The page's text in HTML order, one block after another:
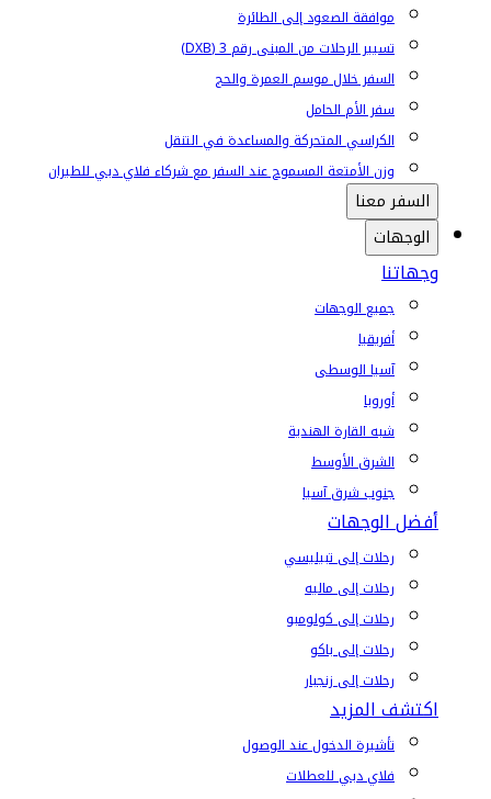
موافقة الصعود إلى الطائرة
تسيير الرحلات من المبنى رقم 3 (DXB)
السفر خلال موسم العمرة والحج
سفر الأم الحامل
الكراسي المتحركة والمساعدة في التنقل
وزن الأمتعة المسموح عند السفر مع شركاء فلاي دبي للطيران
السفر معنا
الوجهات
وجهاتنا
جميع الوجهات
أفريقيا
آسيا الوسطى
أوروبا
شبه القارة الهندية
الشرق الأوسط
جنوب شرق آسيا
أفضل الوجهات
رحلات إلى تبيليسي
رحلات إلى ماليه
رحلات إلى كولومبو
رحلات إلى باكو
رحلات إلى زنجبار
اكتشف المزيد
تأشيرة الدخول عند الوصول
فلاي دبي للعطلات